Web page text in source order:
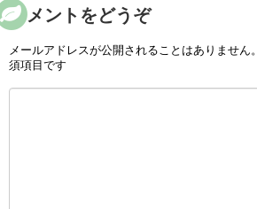
コメントをどうぞ
メールアドレスが公開されることはありません。
須項目です